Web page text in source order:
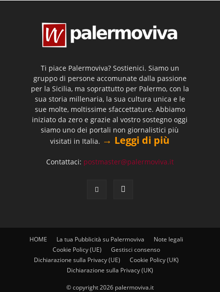
Ti piace Palermoviva? Sostienici. Siamo un
gruppo di persone accomunate dalla passione
per la Sicilia, ma soprattutto per Palermo, con la
sua storia millenaria, la sua cultura unica e le
sue molte, moltissime sfaccettature. Abbiamo
iniziato da zero e grazie al vostro sostegno oggi
siamo uno dei portali non giornalistici più
visitati in Italia. → Leggi di più
Contattaci: postmaster@palermoviva.it
HOME La tua Pubblicità su Palermoviva
Note legali
Cookie Policy (UE)
Gestisci consenso
Dichiarazione sulla Privacy (UE)
Cookie Policy (UK)
Dichiarazione sulla Privacy (UK)
© copyright 2026 palermoviva.it